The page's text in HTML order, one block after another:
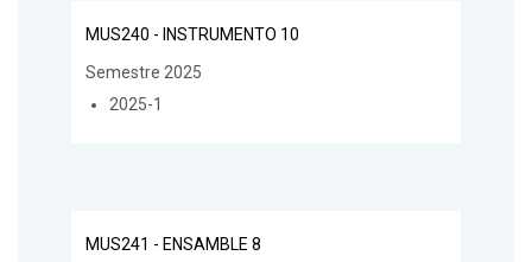
MUS240 - INSTRUMENTO 10
Semestre 2025
2025-1
MUS241 - ENSAMBLE 8